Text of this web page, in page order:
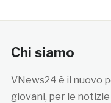
Chi siamo
VNews24 è il nuovo
giovani, per le notizie